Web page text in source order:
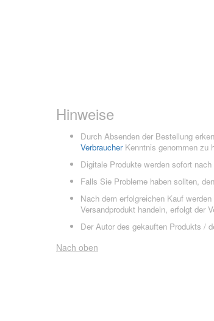
Hinweise
Durch Absenden der Bestellung
VerbraucherKenntnis genommen zu
Digitale Produkte werden sofort
Falls Sie Probleme haben sollten,
Nach dem erfolgreichen Kauf
Versandprodukt handeln, erfolgt der
Der Autor des gekauften Produkts /
Nach oben